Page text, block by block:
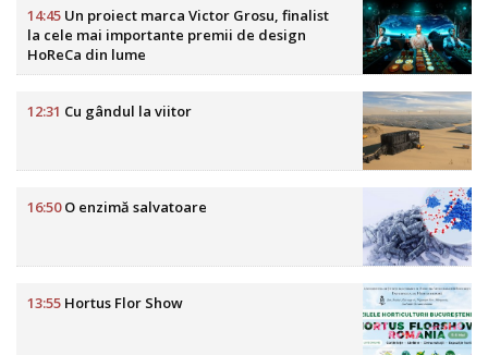
14:45 Un proiect marca Victor Grosu, finalist
la cele mai importante premii de design
HoReCa din lume
12:31 Cu gândul la viitor
16:50O enzimă salvatoare
13:55 Hortus Flor Show